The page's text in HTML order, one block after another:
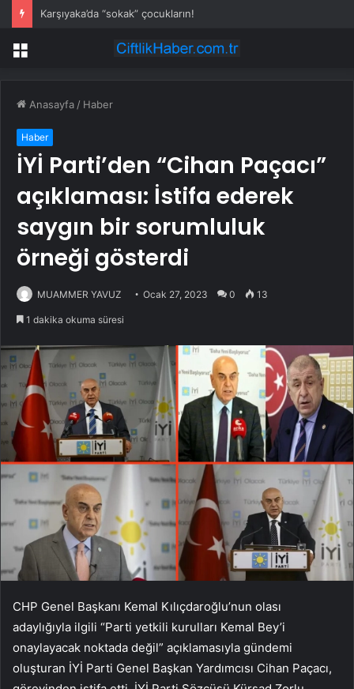
Karşıyaka’da “sokak” çocukların!
Menü
Anasayfa / Haber
Haber
İYİ Parti’den “Cihan Paçacı”
açıklaması: İstifa ederek
saygın bir sorumluluk
örneği gösterdi
MUAMMER YAVUZ Ocak 27, 2023 0 13
1 dakika okuma süresi
CHP Genel Başkanı Kemal Kılıçdaroğlu’nun olası
adaylığıyla ilgili “Parti yetkili kurulları Kemal Bey’i
onaylayacak noktada değil” açıklamasıyla gündemi
oluşturan İYİ Parti Genel Başkan Yardımcısı Cihan Paçacı,